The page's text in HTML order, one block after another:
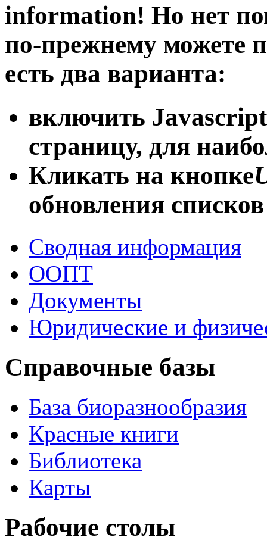
information! Но нет
по-прежнему можете
есть два варианта:
включить Javascript
страницу, для
Кликать на кнопке
обновления
Сводная информация
ООПТ
Документы
Юридические и
Справочные базы
База биоразнообразия
Красные книги
Библиотека
Карты
Рабочие столы